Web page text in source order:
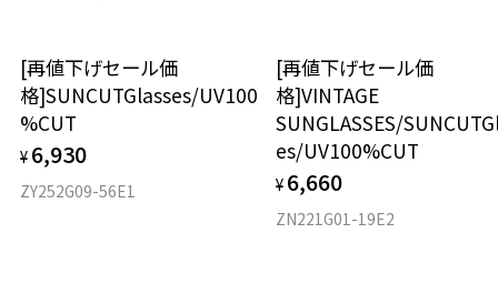
[再値下げセール価
格]SUNCUTGlasses/UV100
%CUT
¥ 6,930
ZY252G09-56E1
[再値下げセール価
格]VINTAGE
SUNGLASSES/
es/UV100%CUT
¥ 6,660
ZN221G01-19E2